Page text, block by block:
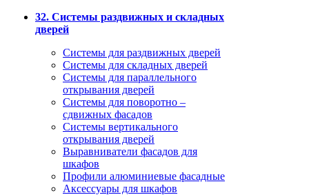
32. Системы раздвижных и складных
дверей
Системы для раздвижных дверей
Системы для складных дверей
Системы для параллельного
открывания дверей
Системы для поворотно –
сдвижных фасадов
Системы вертикального
открывания дверей
Выравниватели фасадов для
шкафов
Профили алюминиевые фасадные
Аксессуары для шкафов